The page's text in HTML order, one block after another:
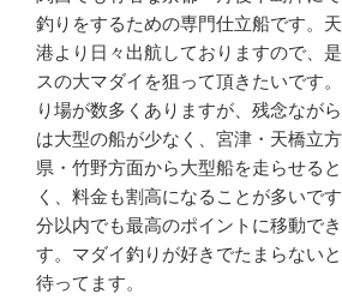
釣りをするための専門仕立船です。
港より日々出航しておりますので、
スの大マダイを狙って頂きたいです
り場が数多くありますが、残念なが
は大型の船が少なく、宮津・天橋立
県・竹野方面から大型船を走らせる
く、料金も割高になることが多いで
分以内でも最高のポイントに移動で
す。マダイ釣りが好きでたまらない
待ってます。